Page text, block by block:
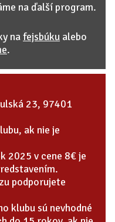
na ďalší program.
nafejsbúku alebo
.
23, 97401
ak nie je
2025 v cene 8€ je
podporujete
klubu sú nevhodné